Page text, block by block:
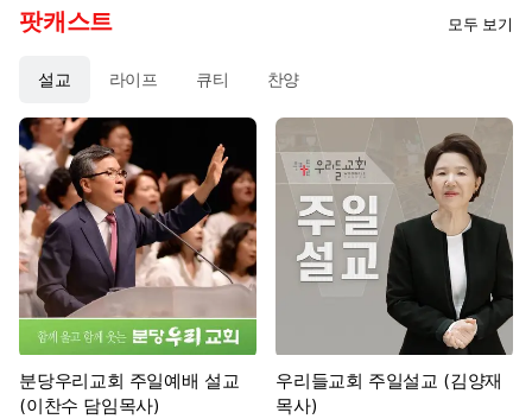
팟캐스트 모두 보기
설교 라이프 큐티 찬양
분당우리교회 주일예배 설교
(이찬수 담임목사)
우리들교회 주일설교 (김양재
목사)